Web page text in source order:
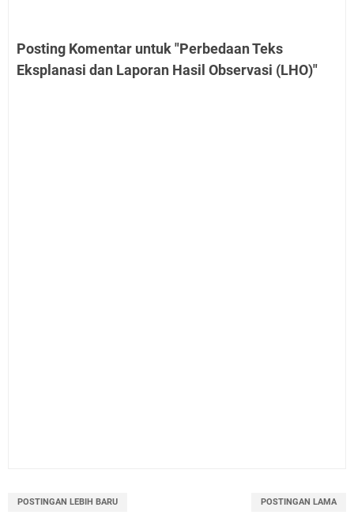
Posting Komentar untuk "Perbedaan Teks
Eksplanasi dan Laporan Hasil Observasi (LHO)"
POSTINGAN LEBIH BARU POSTINGAN LAMA